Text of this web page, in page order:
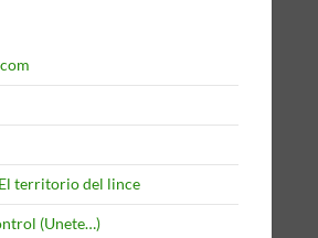
territorio del lince
(Unete…)